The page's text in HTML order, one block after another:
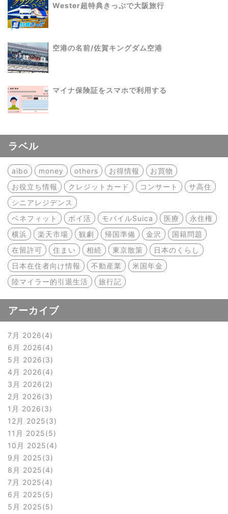
Wester超特典きっぷで大阪旅行
空港の名前/佐賀キングダム空港
マイナ保険証をスマホで利用する
ラベル
aibo money others お得情報
お買物
お役立ち情報
クレジットカード コンサート
サ高住
シニアレジデンス
ベネフィット
ポイ活 モバイルSuica 医療
永住権
横浜
楽天市場 観劇 帰国準備 金沢
国籍問題
在留許可
住まい 相続 東京散策
日本のくらし
日本在住者向け情報
不動産業
米国年金
陸マイラー的引退生活
旅行記
アーカイブ
7月 2026 4
6月 2026 4
5月 2026 3
4月 2026 4
3月 2026 2
2月 2026 3
1月 2026 3
12月 2025 3
11月 2025 5
10月 2025 4
9月 2025 3
8月 2025 4
7月 2025 4
6月 2025 5
5月 2025 5